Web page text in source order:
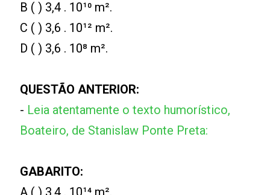
B ( ) 3,4 . 10¹⁰ m².
C ( ) 3,6 . 10¹² m².
D ( ) 3,6 . 10⁸ m².
QUESTÃO ANTERIOR:
- Leia atentamente o texto humorístico,
Boateiro, de Stanislaw Ponte Preta:
GABARITO: